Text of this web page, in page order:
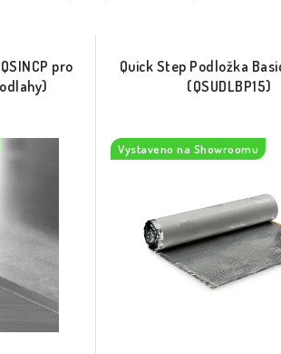
pro
Quick Step Podložka
(QSUDLBP15)
Vystaveno na Showroomu